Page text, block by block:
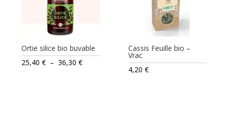
Ortie silice bio buvable
25,40€ – 36,30€Plage
Cassis Feuille bio –
Vrac
4,20€